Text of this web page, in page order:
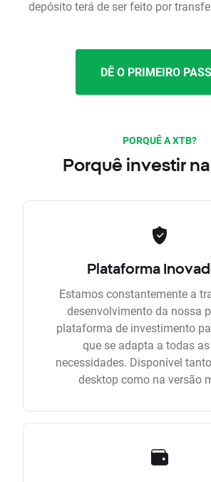
depósito terá de ser feito por
DÊ O PRIMEIRO
PORQUÊ A XTB?
Porquê investir
Plataforma
Estamos constantemente a
desenvolvimento da nossa
plataforma de investimento
que se adapta a todas
necessidades. Disponível
desktop como na versão